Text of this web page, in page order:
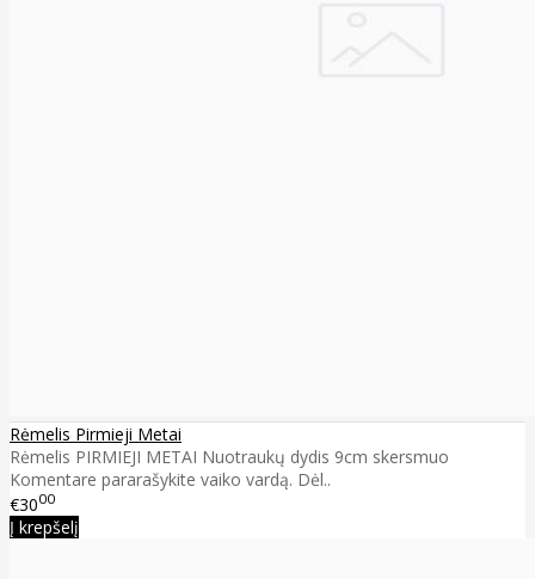
Rėmelis Pirmieji Metai
Rėmelis PIRMIEJI METAI Nuotraukų dydis 9cm skersmuo
Komentare pararašykite vaiko vardą. Dėl..
€3000
Į krepšelį